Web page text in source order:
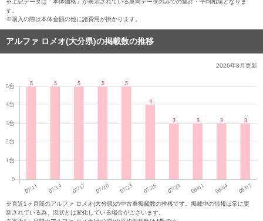
※上記データは「本体価格」が表示されている車両データのみでの集計・平均相場となりま
す。
※購入の際は本体金額の他に諸費用が掛かります。
アルファ ロメオ(大分県)の掲載数の推移
2026年8月更新
※直近1ヶ月間のアルファ ロメオ(大分県)の中古車掲載数の推移です。掲載中の情報は常に更
新されている為、現状とは変化している場合がございます。